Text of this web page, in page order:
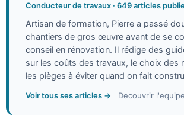
Conducteur de travaux · 649 articles
Artisan de formation, Pierre a passé
chantiers de gros œuvre avant de se
conseil en rénovation. Il rédige des
sur les coûts des travaux, le choix des
les pièges à éviter quand on fait
Voir tous ses articles → Decouvrir l'equipe